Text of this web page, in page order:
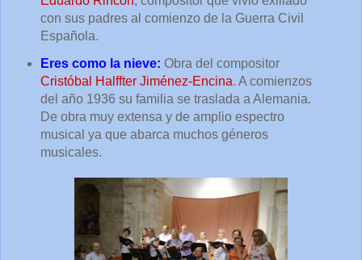
con sus padres al comienzo de la Guerra Civil
Española.
Eres como la nieve: Obra del compositor
Cristóbal Halffter Jiménez-Encina. A comienzos
del año 1936 su familia se traslada a Alemania.
De obra muy extensa y de amplio espectro
musical ya que abarca muchos géneros
musicales.